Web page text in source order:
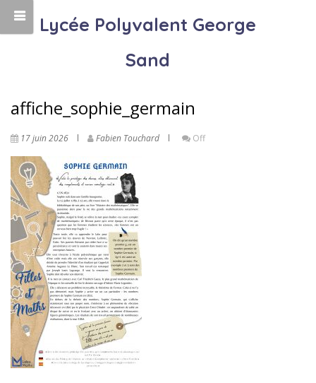
Lycée Polyvalent George
Sand
affiche_sophie_germain
17 juin 2026 Fabien Touchard Off